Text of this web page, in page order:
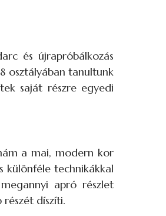
és újrapróbálkozás
osztályában tanultunk
saját részre egyedi
a mai, modern kor
különféle technikákkal
apró részlet
díszíti.